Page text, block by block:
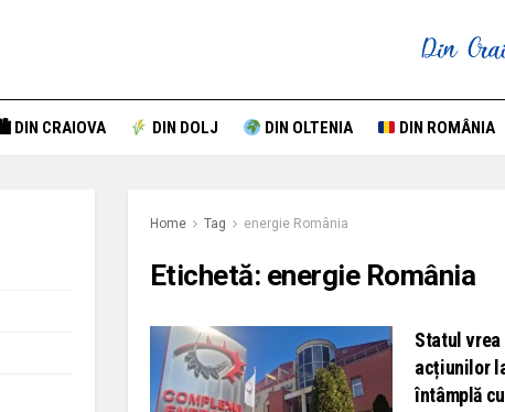
🏙 DIN CRAIOVA DIN DOLJ DIN OLTENIA DIN ROMÂNIA
Home Tag energie România
Etichetă: energie România
Statul vrea
acțiunilor
întâmplă